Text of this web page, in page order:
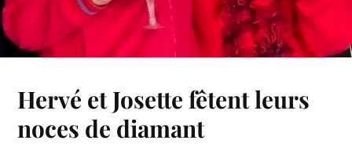
Hervé et Josette fêtent leurs
noces de diamant